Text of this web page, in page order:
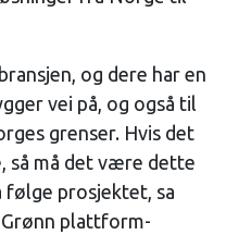
og dere har en
vei på, og også til
grenser. Hvis det
så må det være dette
følge prosjektet, sa
Grønn plattform-